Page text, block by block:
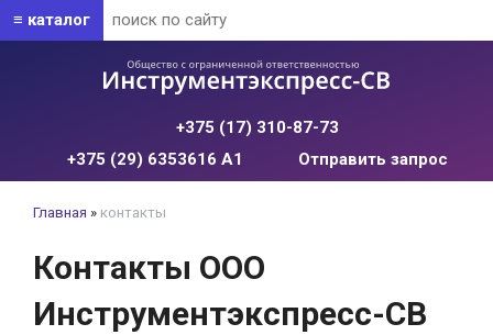
≡ каталог
+375 (17) 310-87-73
+375 (29) 6353616 А1
Отправить запрос
Главная » контакты
Контакты ООО
Инструментэкспресс-СВ